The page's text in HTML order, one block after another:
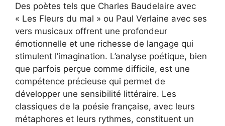
Des poètes tels que Charles Baudelaire avec
« Les Fleurs du mal » ou Paul Verlaine avec ses
vers musicaux offrent une profondeur
émotionnelle et une richesse de langage qui
stimulent l’imagination. L’analyse poétique, bien
que parfois perçue comme difficile, est une
compétence précieuse qui permet de
développer une sensibilité littéraire. Les
classiques de la poésie française, avec leurs
métaphores et leurs rythmes, constituent un